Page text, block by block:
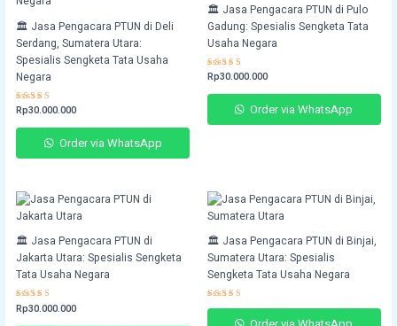
🏛️ Jasa Pengacara PTUN di Deli
Serdang, Sumatera Utara:
Spesialis Sengketa Tata Usaha
Negara
Rated
4.49
out of 5
Rp30.000.000
Order via WhatsApp
🏛️ Jasa Pengacara PTUN di Pulo
Gadung: Spesialis Sengketa Tata
Usaha Negara
Rated
4.54
out of 5
Rp30.000.000
Order via WhatsApp
🏛️ Jasa Pengacara PTUN di
Jakarta Utara: Spesialis Sengketa
Tata Usaha Negara
Rated
4.48
Rp30.000.000
🏛️ Jasa Pengacara PTUN di Binjai,
Sumatera Utara: Spesialis
Sengketa Tata Usaha Negara
Rated